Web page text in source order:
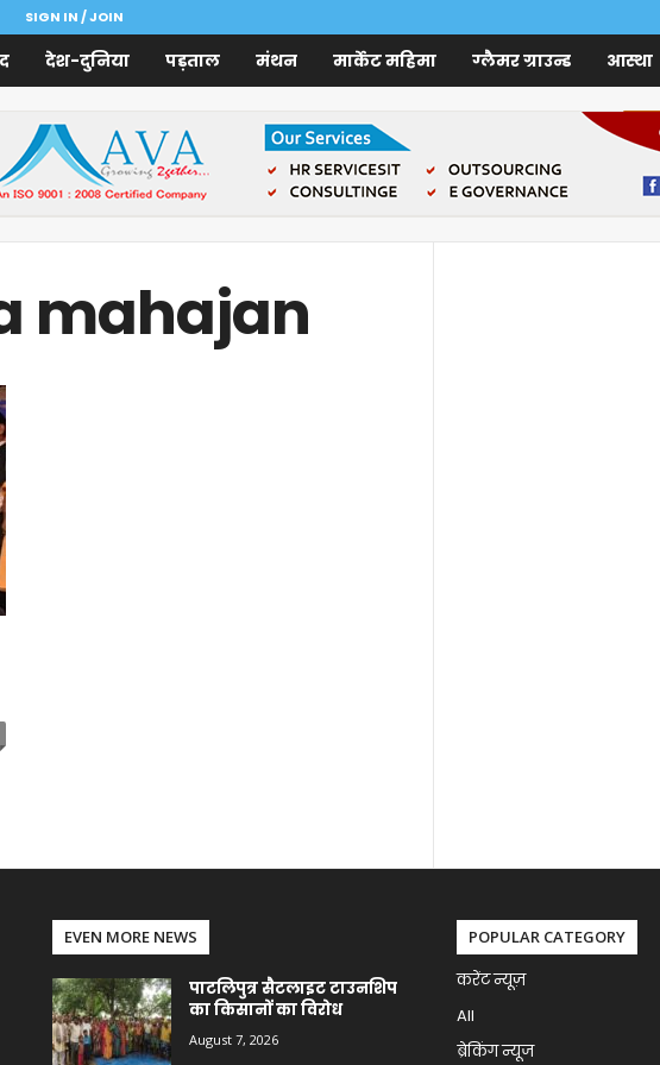
SIGN IN / JOIN
देश-दुनिया पड़ताल मंथन मार्केट महिमा ग्लैमर ग्राउन्ड आस्था
mahajan
EVEN MORE NEWS
पाटलिपुत्र सैटलाइट टाउनशिप
का किसानों का विरोध
August 7, 2026
POPULAR CATEGORY
करेंट न्यूज़
All
ब्रेकिंग न्यूज